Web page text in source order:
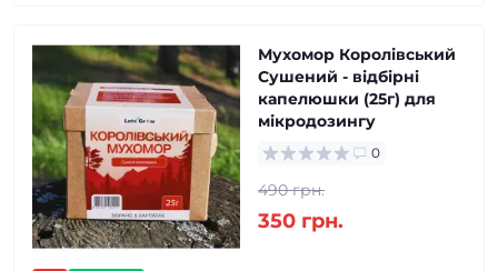
Мухомор Королівський
Сушений - відбірні
капелюшки (25г) для
мікродозингу
0
490 грн.
350 грн.